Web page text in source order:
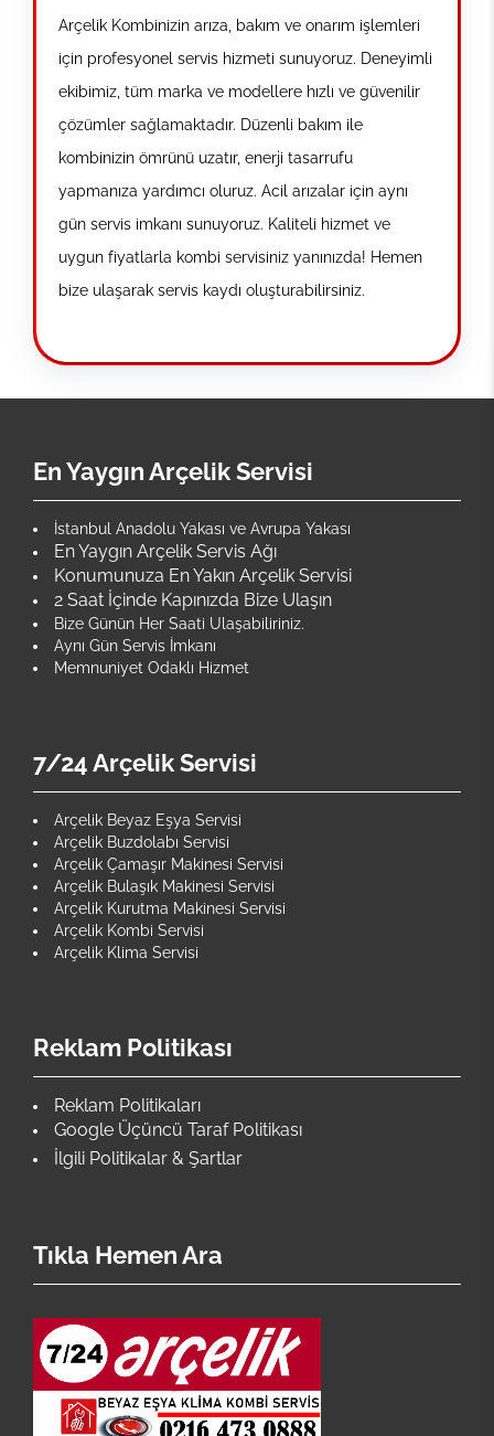
Arçelik Kombinizin arıza, bakım ve onarım işlemleri
için profesyonel servis hizmeti sunuyoruz. Deneyimli
ekibimiz, tüm marka ve modellere hızlı ve güvenilir
çözümler sağlamaktadır. Düzenli bakım ile
kombinizin ömrünü uzatır, enerji tasarrufu
yapmanıza yardımcı oluruz. Acil arızalar için aynı
gün servis imkanı sunuyoruz. Kaliteli hizmet ve
uygun fiyatlarla kombi servisiniz yanınızda! Hemen
bize ulaşarak servis kaydı oluşturabilirsiniz.
En Yaygın Arçelik Servisi
İstanbul Anadolu Yakası ve Avrupa Yakası
En Yaygın Arçelik Servis Ağı
Konumunuza En Yakın Arçelik Servisi
2 Saat İçinde Kapınızda Bize Ulaşın
Bize Günün Her Saati Ulaşabiliriniz.
Aynı Gün Servis İmkanı
Memnuniyet Odaklı Hizmet
7/24 Arçelik Servisi
Arçelik Beyaz Eşya Servisi
Arçelik Buzdolabı Servisi
Arçelik Çamaşır Makinesi Servisi
Arçelik Bulaşık Makinesi Servisi
Arçelik Kurutma Makinesi Servisi
Arçelik Kombi Servisi
Arçelik Klima Servisi
Reklam Politikası
Reklam Politikaları
Google Üçüncü Taraf Politikası
İlgili Politikalar & Şartlar
Tıkla Hemen Ara